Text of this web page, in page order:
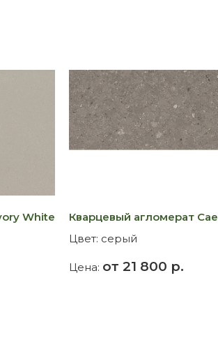
White
Кварцевый агломерат
Цвет: серый
Цена: от 21 800 р.